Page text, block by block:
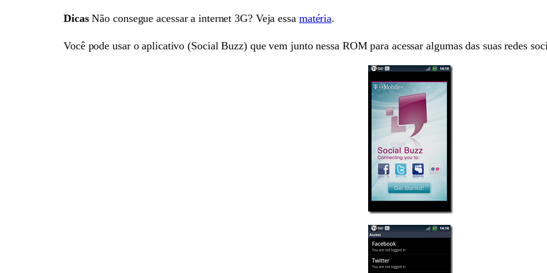
DicasNão consegue acessar a internet 3G? Veja essa matéria.
Você pode usar o aplicativo (Social Buzz) que vem junto nessa ROM para acessar algumas das suas redes